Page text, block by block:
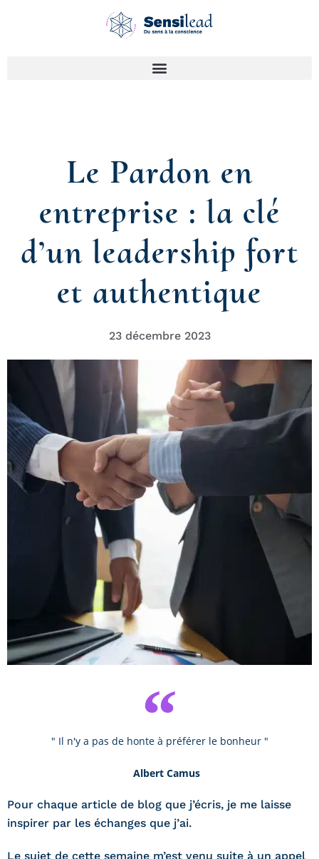
Le Pardon en
entreprise : la clé
d’un leadership fort
et authentique
23 décembre 2023
" Il n'y a pas de honte à préférer le bonheur "
Albert Camus
Pour chaque article de blog que j’écris, je me laisse
inspirer par les échanges que j’ai.
Le sujet de cette semaine m’est venu suite à un appel